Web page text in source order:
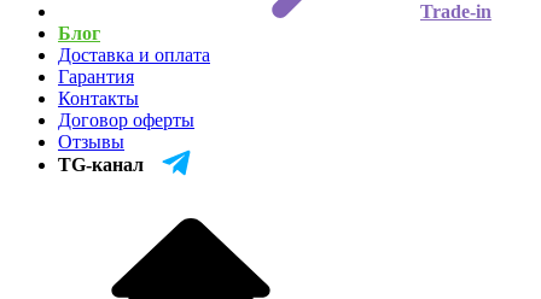
Trade-in
Блог
Доставка и оплата
Гарантия
Контакты
Договор оферты
Отзывы
TG-канал